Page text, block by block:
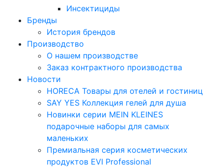
Инсектициды
Бренды
История брендов
Производство
О нашем производстве
Заказ контрактного производства
Новости
HORECA Товары для отелей и гостиниц
SAY YES Коллекция гелей для душа
Новинки серии MEIN KLEINES
подарочные наборы для самых
маленьких
Премиальная серия косметических
продуктов EVI Professional